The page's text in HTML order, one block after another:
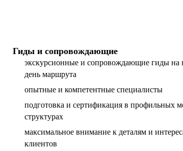
Гиды и сопровождающие
экскурсионные и сопровождающие гиды на
день маршрута
опытные и компетентные специалисты
подготовка и сертификация в профильных
структурах
максимальное внимание к деталям и
клиентов